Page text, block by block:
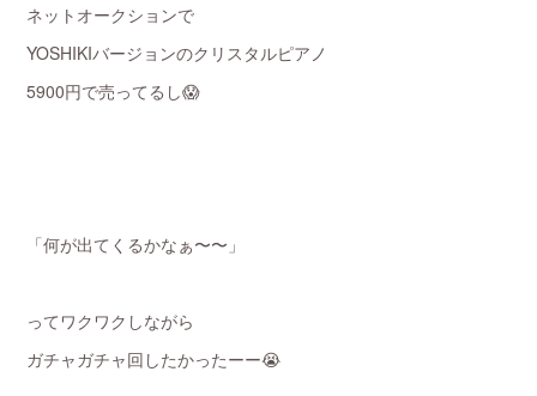
ネットオークションで
YOSHIKIバージョンのクリスタルピアノ
5900円で売ってるし😱
「何が出てくるかなぁ〜〜」
ってワクワクしながら
ガチャガチャ回したかったーー😭